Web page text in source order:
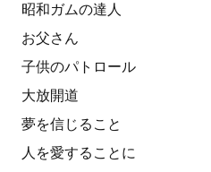
昭和ガムの達人
お父さん
子供のパトロール
大放開道
夢を信じること
人を愛することに